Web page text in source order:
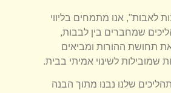
לאבות", אנו מתמחים בליווי
שמחברים בין לבבות,
תחושת ההורות ומביאים
שמובילות לשינוי אמיתי בבית.
שלנו נבנו מתוך הבנה